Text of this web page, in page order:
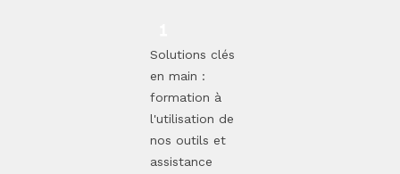
Solutions clés
en main :
formation à
l'utilisation de
nos outils et
assistance